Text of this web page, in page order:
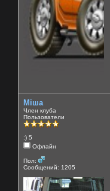
Міша
Член клуба
Пользователи
:) 5
Офлайн
Пол:
Сообщений: 1205